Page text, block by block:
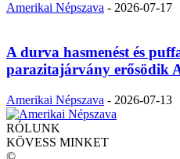
Amerikai Népszava - 2026-07-17
A durva hasmenést és
parazitajárvány erősödik
Amerikai Népszava - 2026-07-13
RÓLUNK
KÖVESS MINKET
©